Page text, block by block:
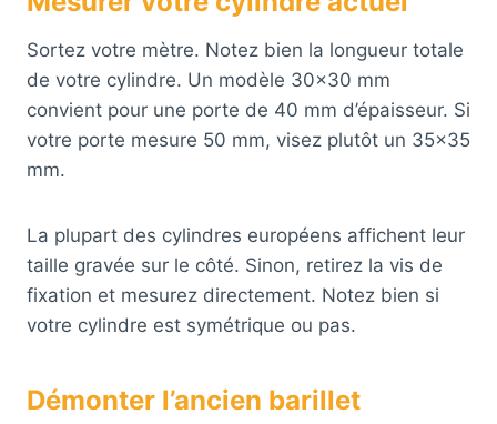
Sortez votre mètre. Notez bien la longueur totale
de votre cylindre. Un modèle 30×30 mm
convient pour une porte de 40 mm d’épaisseur. Si
votre porte mesure 50 mm, visez plutôt un 35×35
mm.
La plupart des cylindres européens affichent leur
taille gravée sur le côté. Sinon, retirez la vis de
fixation et mesurez directement. Notez bien si
votre cylindre est symétrique ou pas.
Démonter l’ancien barillet